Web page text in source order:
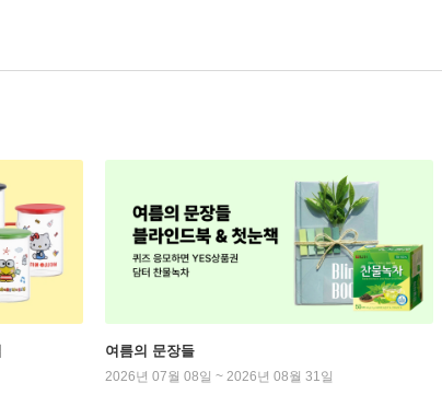
여름의 문장들
2026년 07월 08일 ~ 2026년 08월 31일